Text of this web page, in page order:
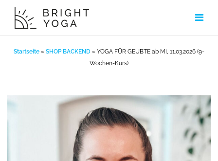
Inhalt
springen
Startseite » SHOP BACKEND » YOGA FÜR GEÜBTE ab Mi, 11.03.2026 (9-
Wochen-Kurs)